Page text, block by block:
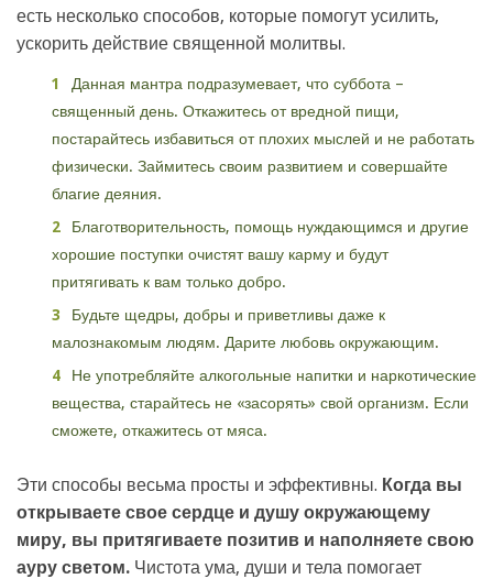
есть несколько способов, которые помогут усилить,
ускорить действие священной молитвы.
Данная мантра подразумевает, что суббота –
священный день. Откажитесь от вредной пищи,
постарайтесь избавиться от плохих мыслей и не работать
физически. Займитесь своим развитием и совершайте
благие деяния.
Благотворительность, помощь нуждающимся и другие
хорошие поступки очистят вашу карму и будут
притягивать к вам только добро.
Будьте щедры, добры и приветливы даже к
малознакомым людям. Дарите любовь окружающим.
Не употребляйте алкогольные напитки и наркотические
вещества, старайтесь не «засорять» свой организм. Если
сможете, откажитесь от мяса.
Эти способы весьма просты и эффективны. Когда вы
открываете свое сердце и душу окружающему
миру, вы притягиваете позитив и наполняете свою
ауру светом. Чистота ума, души и тела помогает